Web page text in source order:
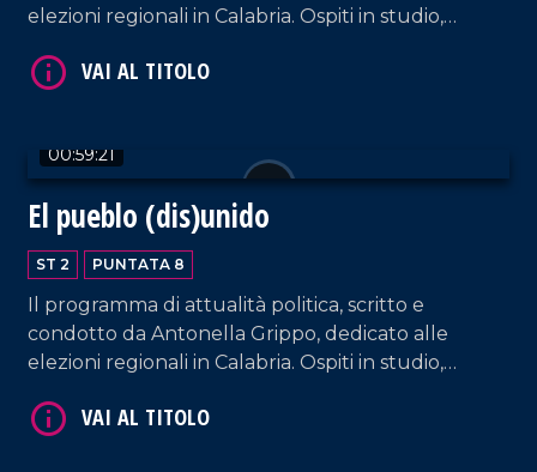
elezioni regionali in Calabria. Ospiti in studio,
dItalia), Luigi Pandolfi (Unaltra Calabria è
00:59:21
El pueblo (dis)unido
ST 2 PUNTATA 8
Il programma di attualità politica, scritto e
condotto da Antonella Grippo, dedicato alle
elezioni regionali in Calabria. Ospiti in studio,
Antonio Lo Schiavo (De Magistris Presidente),